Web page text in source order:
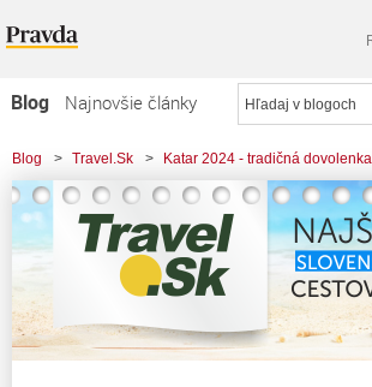
Blog
Najnovšie články
Najčítanejšie články
Najkomentovanejšie články
Zoznam blogov
Komerčné blogy
Blog > Travel.Sk > Katar 2024 - tradičná